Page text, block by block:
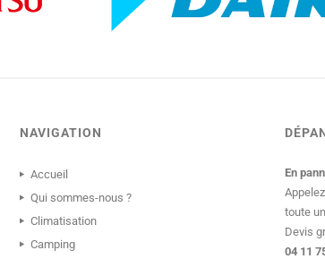
NAVIGATION
Accueil
Qui sommes-nous ?
Climatisation
Camping
En
toute
Devis
04 11